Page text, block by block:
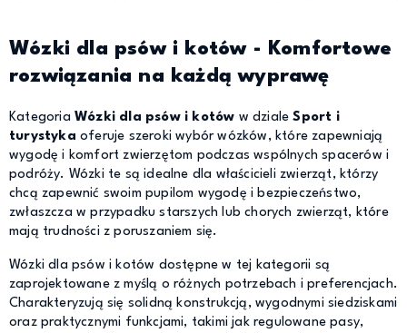
Wózki dla psów i kotów - Komfortowe
rozwiązania na każdą wyprawę
Kategoria Wózki dla psów i kotów w dzialeSport i
turystyka oferuje szeroki wybór wózków, które zapewniają
wygodę i komfort zwierzętom podczas wspólnych spacerów i
podróży. Wózki te są idealne dla właścicieli zwierząt, którzy
chcą zapewnić swoim pupilom wygodę i bezpieczeństwo,
zwłaszcza w przypadku starszych lub chorych zwierząt, które
mają trudności z poruszaniem się.
Wózki dla psów i kotów dostępne w tej kategorii są
zaprojektowane z myślą o różnych potrzebach i preferencjach.
Charakteryzują się solidną konstrukcją, wygodnymi siedziskami
oraz praktycznymi funkcjami, takimi jak regulowane pasy,